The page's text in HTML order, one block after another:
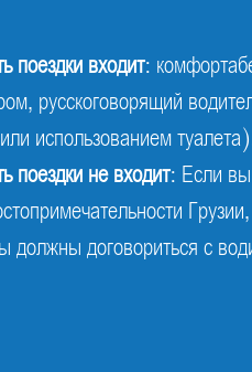
поездки входит:
русскоговорящий
использованием
поездки не входит: Если вы
должны договориться с